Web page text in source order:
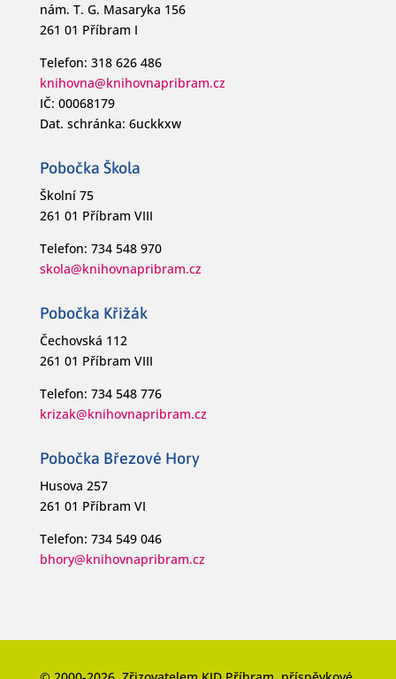
nám. T. G. Masaryka 156
261 01 Příbram I
Telefon: 318 626 486
knihovna@knihovnapribram.cz
IČ: 00068179
Dat. schránka: 6uckkxw
Pobočka Škola
Školní 75
261 01 Příbram VIII
Telefon: 734 548 970
skola@knihovnapribram.cz
Pobočka Křižák
Čechovská 112
261 01 Příbram VIII
Telefon: 734 548 776
krizak@knihovnapribram.cz
Pobočka Březové Hory
Husova 257
261 01 Příbram VI
Telefon: 734 549 046
bhory@knihovnapribram.cz